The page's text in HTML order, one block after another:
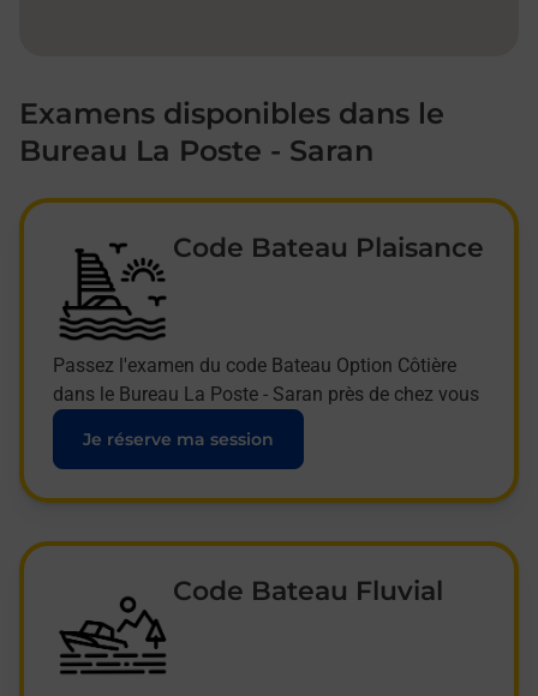
Examens disponibles dans le
Bureau La Poste - Saran
Code Bateau Plaisance
Passez l'examen du code Bateau Option Côtière
dans le Bureau La Poste - Saran près de chez vous
Je réserve ma session
Code Bateau Fluvial